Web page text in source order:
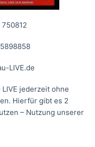
LIVE.de
jederzeit ohne
Hierfür gibt es 2
– Nutzung unserer